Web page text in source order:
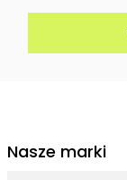
Nasze marki